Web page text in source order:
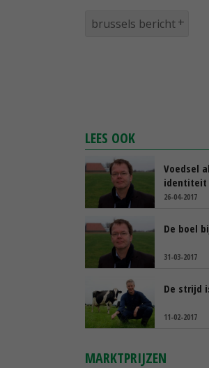
brussels bericht
LEES OOK
Voedsel
identiteit
26-04-2017
De boel
31-03-2017
De strijd
11-02-2017
MARKTPRIJZEN